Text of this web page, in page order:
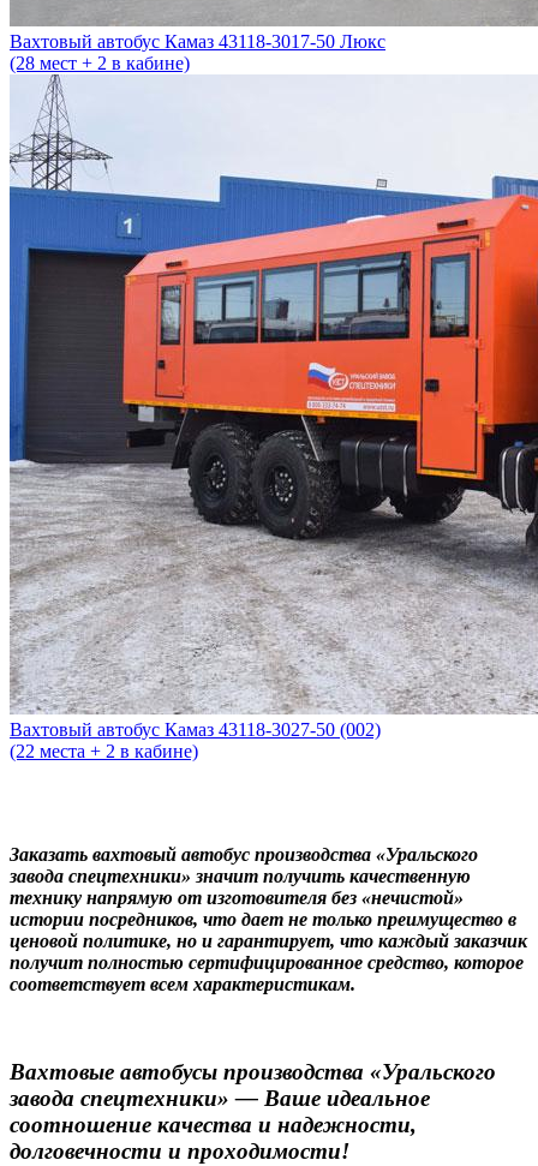
Вахтовый автобус Камаз 43118-3017-50 Люкс
(28 мест + 2 в кабине)
Вахтовый автобус Камаз 43118-3027-50 (002)
(22 места + 2 в кабине)
Заказать вахтовый автобус производства «Уральского
завода спецтехники» значит получить качественную
технику напрямую от изготовителя без «нечистой»
истории посредников, что дает не только преимущество в
ценовой политике, но и гарантирует, что каждый заказчик
получит полностью сертифицированное средство, которое
соответствует всем характеристикам.
Вахтовые автобусы производства «Уральского
завода спецтехники» — Ваше идеальное
соотношение качества и надежности,
долговечности и проходимости!